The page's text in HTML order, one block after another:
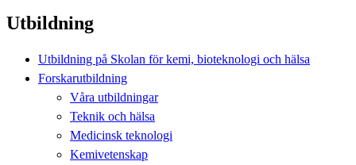
Utbildning
Utbildning på Skolan för kemi, bioteknologi och hälsa
Forskarutbildning
Våra utbildningar
Teknik och hälsa
Medicinsk teknologi
Kemivetenskap